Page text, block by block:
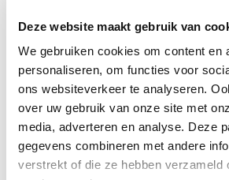
Deze website maakt gebruik van
We gebruiken cookies om content en
personaliseren, om functies voor
ons websiteverkeer te analyseren.
over uw gebruik van onze site met
media, adverteren en analyse. Deze
gegevens combineren met andere
verstrekt of die ze hebben verzameld
over onderzoek naar suïcidaliteit,
evaluatie van de acties. We zetten onder
verkrijgen en verwerken van deze
suïcidepreventie moet ook gestuurd zijn
om te weten of onze inspanningen ook
impact van acties te versterken. De
decennia gedaald, maar het blijft een
trend verder te zetten. Continu blijven
consistent monitoren en analyseren van
uit.”